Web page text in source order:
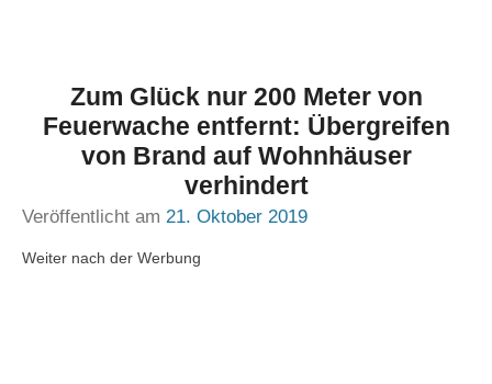
Zum Glück nur 200 Meter von
Feuerwache entfernt: Übergreifen
von Brand auf Wohnhäuser
verhindert
Veröffentlicht am 21. Oktober 2019
Weiter nach der Werbung